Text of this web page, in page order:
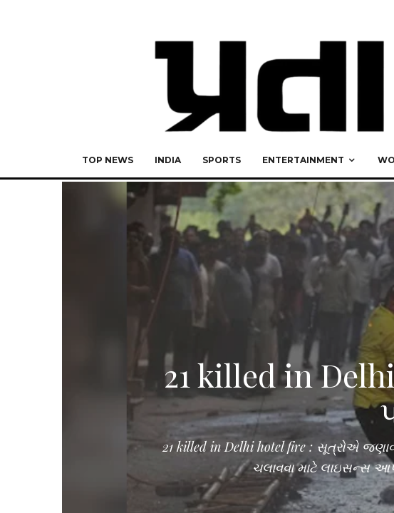
TOP NEWS INDIA SPORTS ENTERTAINMENT
21 killed in
21 killed in Delhi hotel fire : સૂત્રોએ
ચલાવવા માટે લાઇસન્સ